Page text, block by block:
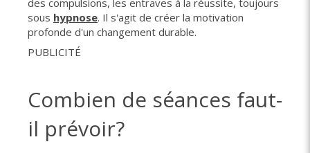
des compulsions, les entraves à la réussite, toujours
sous hypnose. Il s'agit de créer la motivation
profonde d'un changement durable.
PUBLICITÉ
Combien de séances faut-
il prévoir?